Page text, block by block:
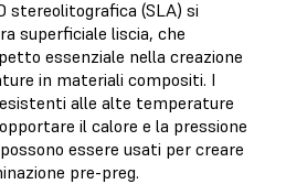
stereolitografica (SLA) si
superficiale liscia, che
essenziale nella creazione
in materiali compositi. I
alle alte temperature
il calore e la pressione
essere usati per creare
pre-preg.